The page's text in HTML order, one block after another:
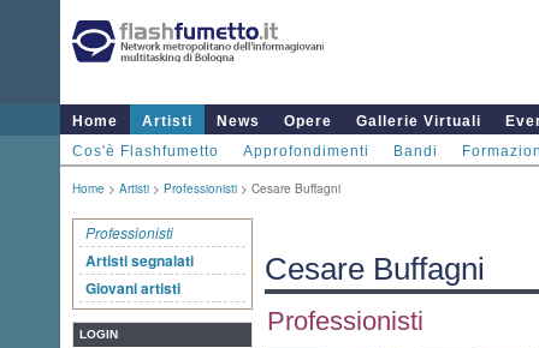
Home Artisti News Opere Gallerie Virtuali
Cos'è Flashfumetto
Approfondimenti Bandi
Home > Artisti > Professionisti > Cesare Buffagni
Professionisti
Artisti segnalati
Giovani artisti
LOGIN
Cesare Buffagni
Professionisti